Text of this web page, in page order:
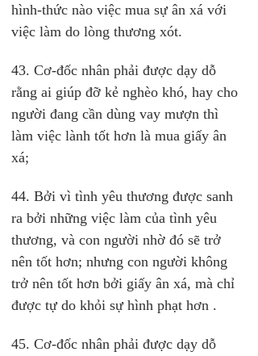
hình-thức nào việc mua sự ân xá với
việc làm do lòng thương xót.
43. Cơ-đốc nhân phải được dạy dỗ
rằng ai giúp đỡ kẻ nghèo khó, hay cho
người đang cần dùng vay mượn thì
làm việc lành tốt hơn là mua giấy ân
xá;
44. Bởi vì tình yêu thương được sanh
ra bởi những việc làm của tình yêu
thương, và con người nhờ đó sẽ trở
nên tốt hơn; nhưng con người không
trở nên tốt hơn bởi giấy ân xá, mà chỉ
được tự do khỏi sự hình phạt hơn .
45. Cơ-đốc nhân phải được dạy dỗ